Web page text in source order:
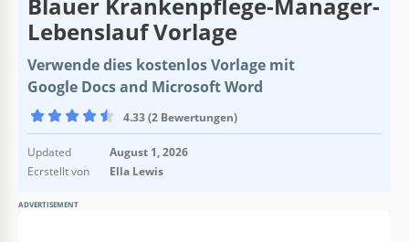
Lebenslauf Vorlage
Verwende dies kostenlos Vorlage mit
Google Docs and Microsoft Word
4.33 (2 Bewertungen)
Updated
August 1, 2026
Ecrstellt von
Ella Lewis
ADVERTISEMENT